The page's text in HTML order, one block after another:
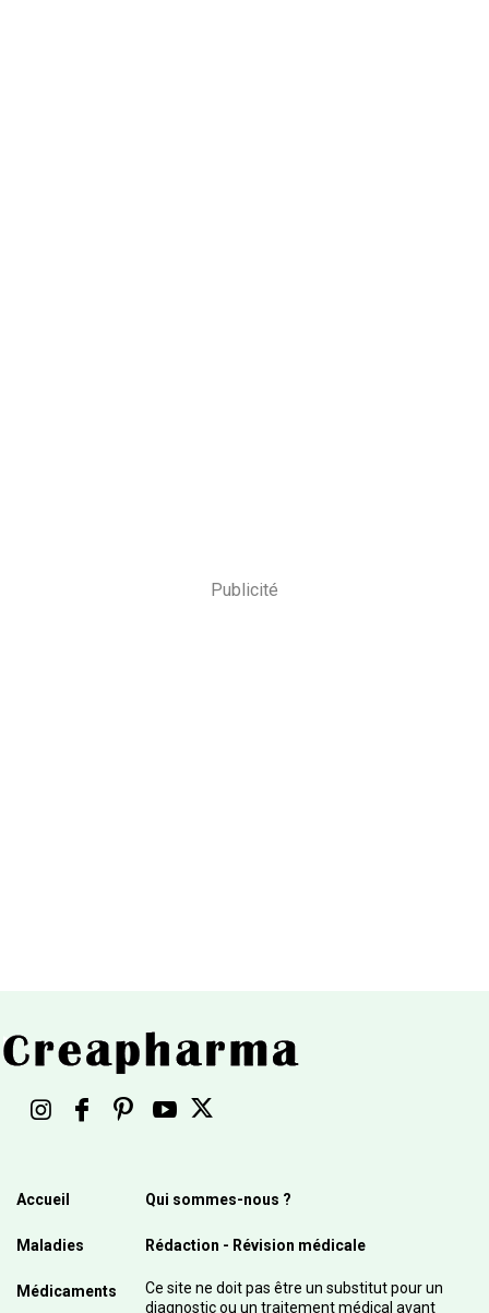
Publicité
Accueil
Maladies
Médicaments
Qui sommes-nous ?
Rédaction - Révision médicale
Ce site ne doit pas être un substitut pour un
diagnostic ou un traitement médical avant